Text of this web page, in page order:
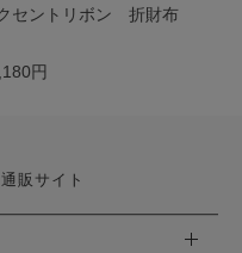
セントリボン 折財布
円
販サイト